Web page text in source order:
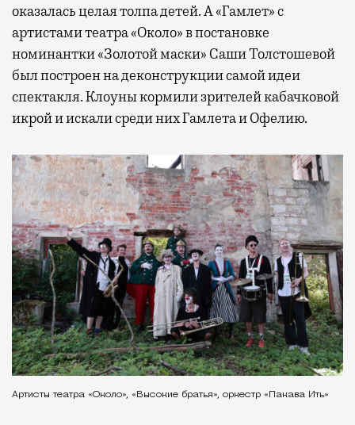
оказалась целая толпа детей. А «Гамлет» с
артистами театра «Около» в постановке
номинантки «Золотой маски» Саши Толстошевой
был построен на деконструкции самой идеи
спектакля. Клоуны кормили зрителей кабачковой
икрой и искали среди них Гамлета и Офелию.
Артисты театра «Около», «Высокие братья», оркестр «Пакава Ить»